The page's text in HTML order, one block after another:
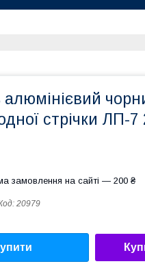
стрічки ЛП-
замовлення на сайті — 200 ₴
20979